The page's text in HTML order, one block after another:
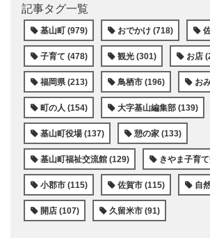
記事タグ一覧
基山町 (979) おでかけ (718)
子育て (478) 観光 (301) お店
福岡県 (213) 鳥栖市 (196) お
町の人 (154) 大字基山編集部 (139)
基山町役場 (137) 憩の家 (133)
基山町福祉交流館 (129) きやま子育
小郡市 (115) 佐賀市 (115) 自
開店 (107) 久留米市 (91)